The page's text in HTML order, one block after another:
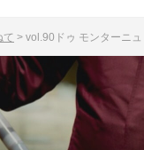
て > vol.90 ドゥ モンターニ